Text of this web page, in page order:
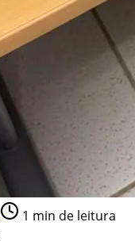
1 min de leitura